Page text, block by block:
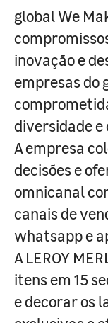
global We
inovação e
empresas do
diversidade
A empresa
decisões e
omnicanal
canais de
whatsapp e
A LEROY
itens em 15
e decorar os